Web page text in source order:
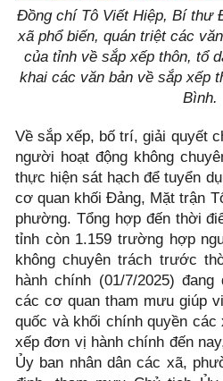
Đồng chí Tô Viết Hiệp, Bí thư
xã phổ biến, quán triệt các
của tỉnh về sắp xếp thôn, tổ
khai các văn bản về sắp xếp
Bình.
Về sắp xếp, bố trí, giải quyết
người hoạt động không
thực hiện sát hạch để tuyển
cơ quan khối Đảng, Mặt trận
phường. Tổng hợp đến thời
tỉnh còn 1.159 trường hợp
không chuyên trách trước
hành chính (01/7/2025)
các cơ quan tham mưu giúp
quốc và khối chính quyền
xếp đơn vị hành chính đến
Ủy ban nhân dân các xã,